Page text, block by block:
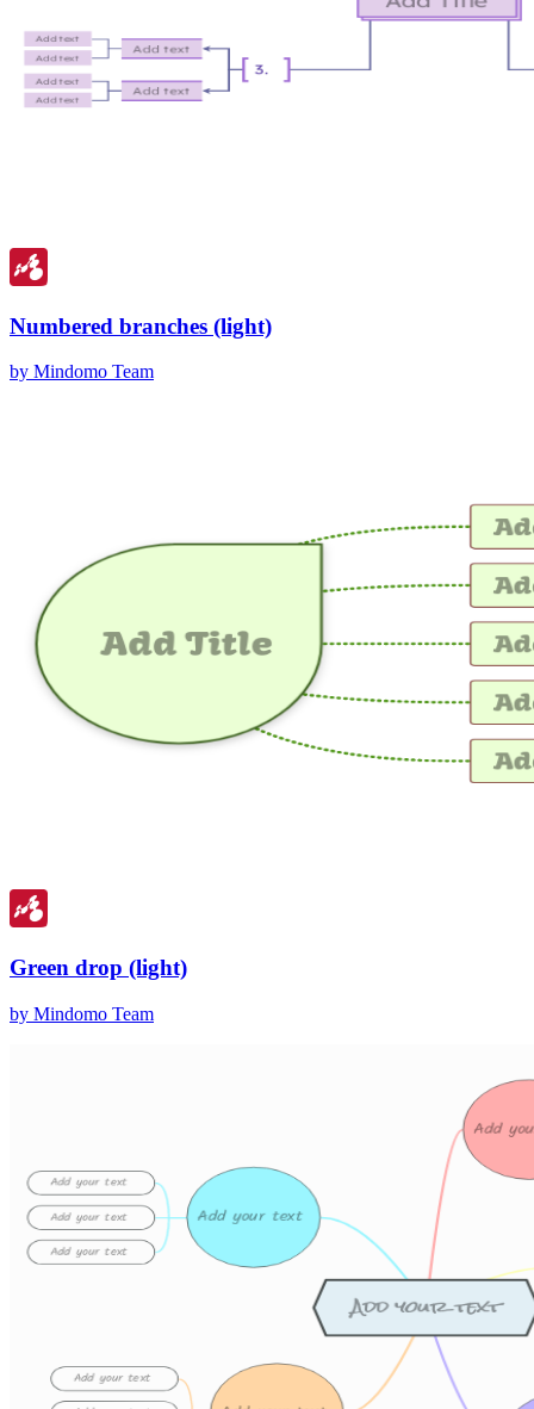
Numbered branches (light)
by Mindomo Team
Green drop (light)
by Mindomo Team